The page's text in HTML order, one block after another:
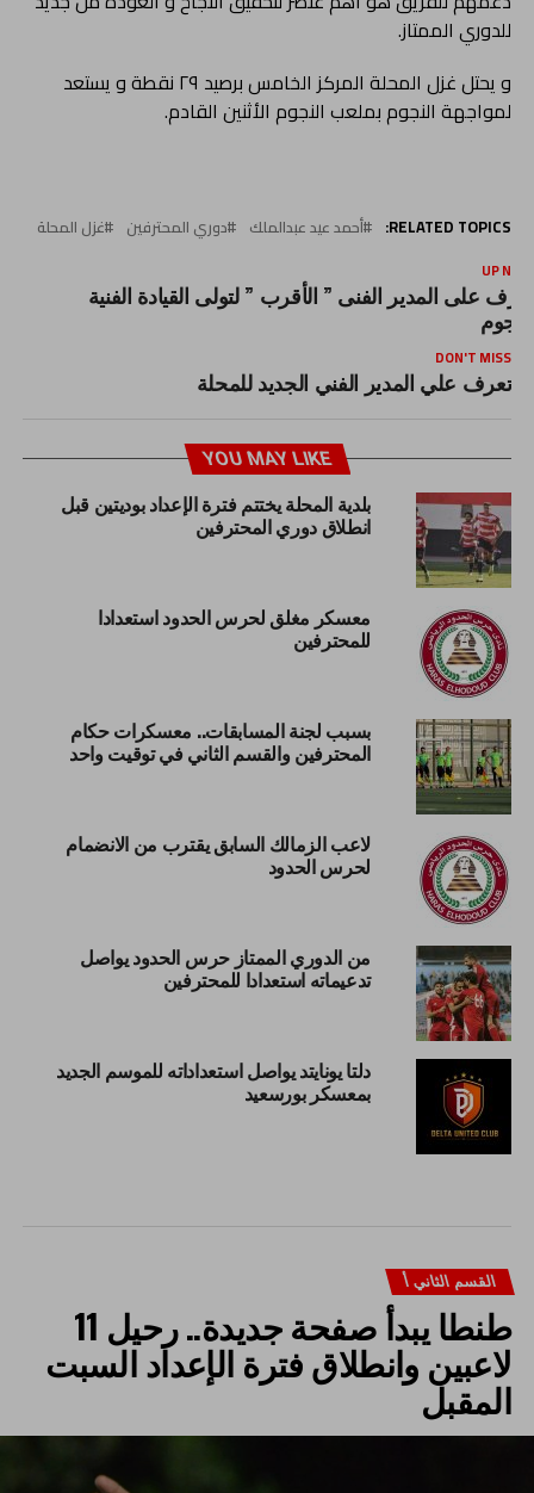
للدوري الممتاز.
و يحتل غزل المحلة المركز الخامس برصيد ٢٩ نقطة و يستعد
لمواجهة النجوم بملعب النجوم الأثنين القادم.
RELATED TOPICS: أحمد عيد عبدالملك دوري المحترفين غزل المحلة
UP
على المدير الفنى ” الأقرب ” لتولى القيادة الفنية
DON'T MISS
تعرف علي المدير الفني الجديد للمحلة
YOU MAY LIKE
بلدية المحلة يختتم فترة الإعداد بوديتين قبل
انطلاق دوري المحترفين
معسكر مغلق لحرس الحدود استعدادا
للمحترفين
بسبب لجنة المسابقات.. معسكرات حكام
المحترفين والقسم الثاني في توقيت واحد
لاعب الزمالك السابق يقترب من الانضمام
لحرس الحدود
من الدوري الممتاز حرس الحدود يواصل
تدعيماته استعدادا للمحترفين
دلتا يونايتد يواصل استعداداته للموسم الجديد
بمعسكر بورسعيد
القسم الثاني أ
طنطا يبدأ صفحة جديدة.. رحيل 11
لاعبين وانطلاق فترة الإعداد السبت
المقبل